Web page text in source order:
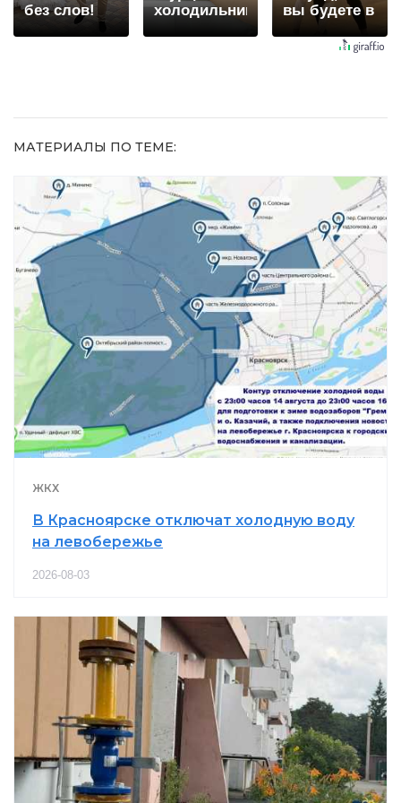
без слов!
Пересмотрела
холодильнике:
вы будете в
шоке от
увиденного
МАТЕРИАЛЫ ПО ТЕМЕ:
ЖКХ
В Красноярске отключат холодную воду
на левобережье
2026-08-03